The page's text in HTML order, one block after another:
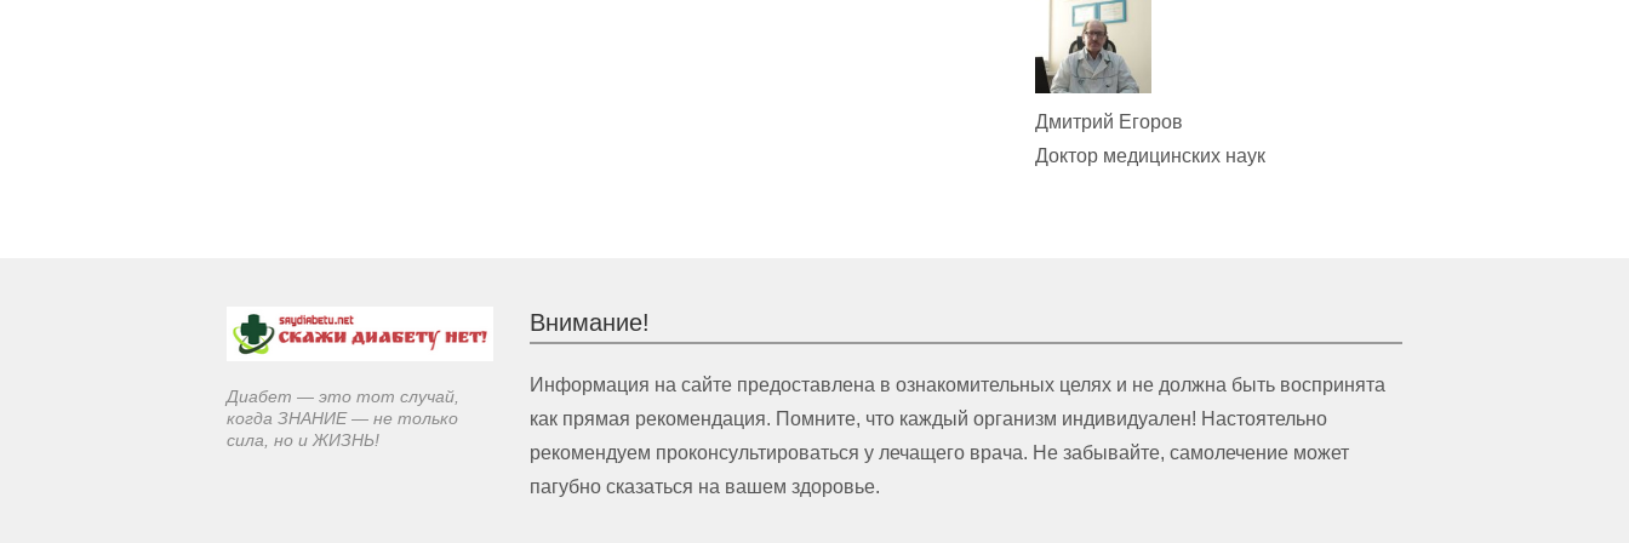
Дмитрий Егоров
Доктор медицинских наук
Диабет — это тот случай,
когда ЗНАНИЕ — не только
сила, но и ЖИЗНЬ!
Внимание!
Информация на сайте предоставлена в ознакомительных целях и не должна быть воспринята
как прямая рекомендация. Помните, что каждый организм индивидуален! Настоятельно
рекомендуем проконсультироваться у лечащего врача. Не забывайте, самолечение может
пагубно сказаться на вашем здоровье.